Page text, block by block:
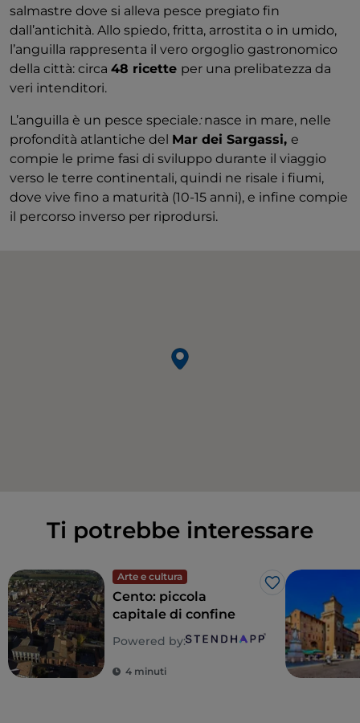
salmastre dove si alleva pesce pregiato fin
dall’antichità. Allo spiedo, fritta, arrostita o in umido,
l’anguilla rappresenta il vero orgoglio gastronomico
della città: circa 48 ricette per una prelibatezza da
veri intenditori.
L’anguilla è un pesce speciale:nasce in mare, nelle
profondità atlantiche del Mar dei Sargassi, e
compie le prime fasi di sviluppo durante il viaggio
verso le terre continentali, quindi ne risale i fiumi,
dove vive fino a maturità (10-15 anni), e infine compie
il percorso inverso per riprodursi.
Ti potrebbe interessare
Arte e cultura
Like
Cento: piccola
capitale di confine
Powered by:
4 minuti